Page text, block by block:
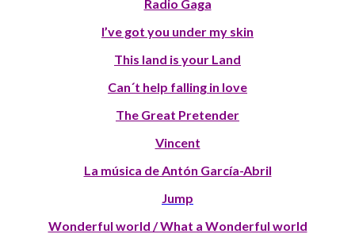
Radio Gaga
I’ve got you under my skin
This land is your Land
Can´t help falling in love
The Great Pretender
Vincent
La música de Antón García-Abril
Jump
Wonderful world / What a Wonderful world